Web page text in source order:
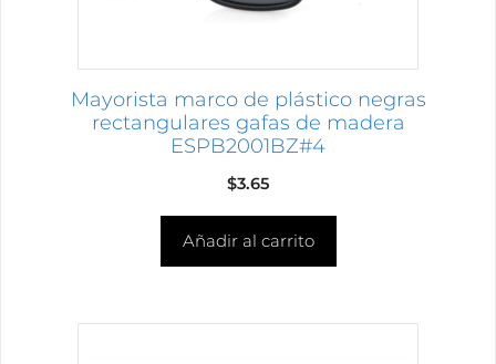
Mayorista marco de plástico negras
rectangulares gafas de madera
ESPB2001BZ#4
$3.65
Añadir al carrito